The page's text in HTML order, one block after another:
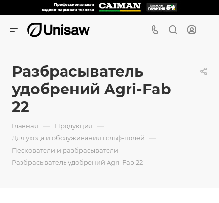
Разбрасыватель
удобрений Agri-Fab
22
Главная — Продукция —
Для ухода и обслуживания гольф-полей —
Пескователи и разбрасыватели —
Разбрасыватель удобрений Agri-Fab 22